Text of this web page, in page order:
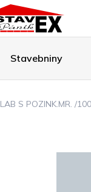
Stavebniny
S POZINK.MR. /